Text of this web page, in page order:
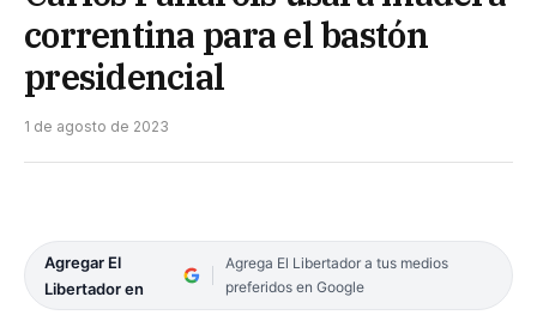
correntina para el bastón
presidencial
1 de agosto de 2023
Agregar El
Libertador en
Agrega El Libertador a tus medios
preferidos en Google